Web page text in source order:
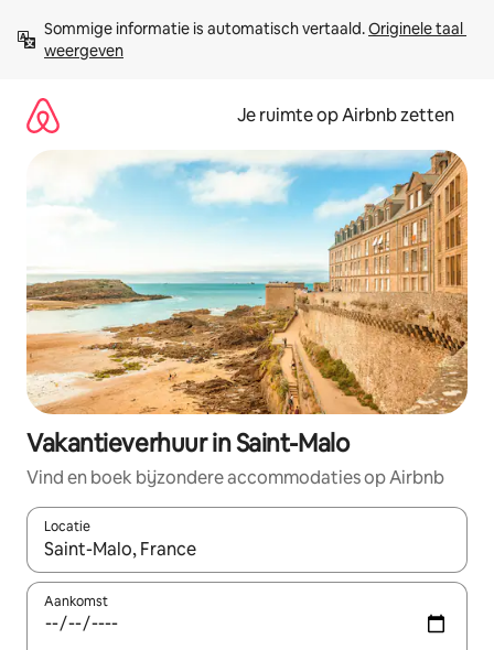
direct
naar
Sommige informatie is automatisch vertaald. Originele taal
weergeven
Je ruimte op Airbnb zetten
Vakantieverhuur in Saint-Malo
Vind en boek bijzondere accommodaties op Airbnb
Locatie
Wanneer er suggesties beschikbaar zijn, maak je een keuze
Aankomst